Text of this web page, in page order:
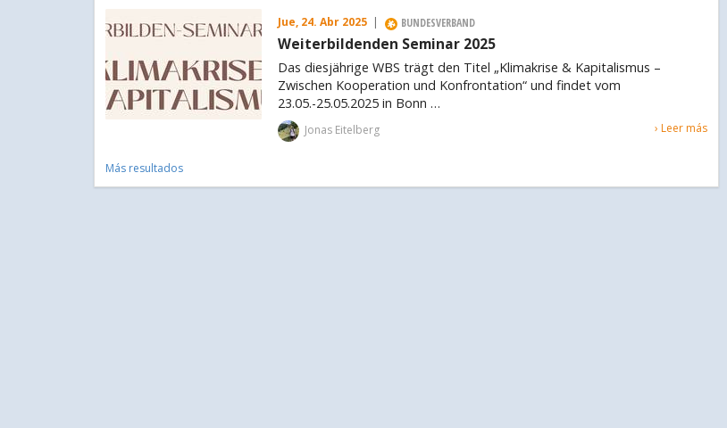
Jue, 24. Abr 2025 | BUNDESVERBAND
Weiterbildenden Seminar 2025
Das diesjährige WBS trägt den Titel „Klimakrise & Kapitalismus –
Zwischen Kooperation und Konfrontation“ und findet vom
23.05.-25.05.2025 in Bonn …
Jonas Eitelberg › Leer más
Más resultados